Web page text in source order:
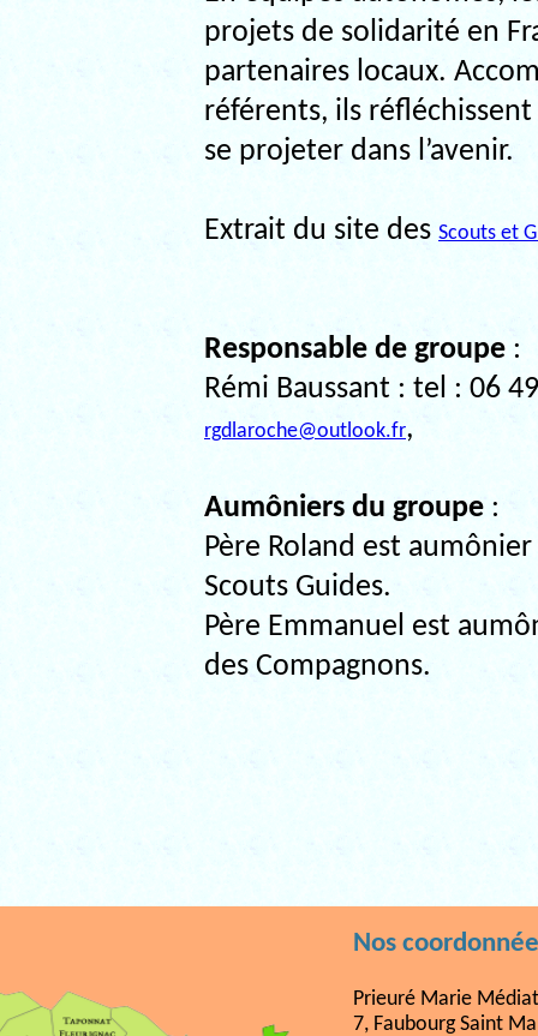
projets de solidarité en
partenaires locaux.
référents, ils
se projeter dans l’avenir.
Extrait du site des Scouts et
Responsable de groupe :
Rémi Baussant : tel : 06
rgdlaroche@outlook.fr,
Aumôniers du groupe :
Père Roland est
Scouts Guides.
Père Emmanuel est
des Compagnons.
Nos
Prieuré Marie
7, Faubourg Saint